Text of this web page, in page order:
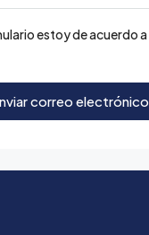
estoy de acuerdo a
correo electrónico